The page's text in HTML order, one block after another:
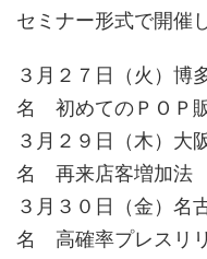
セミナー形式で開催
３月２７日（火）
名 初めてのＰＯＰ
３月２９日（木）大
名 再来店客増加法
３月３０日（金
名 高確率プレスリ